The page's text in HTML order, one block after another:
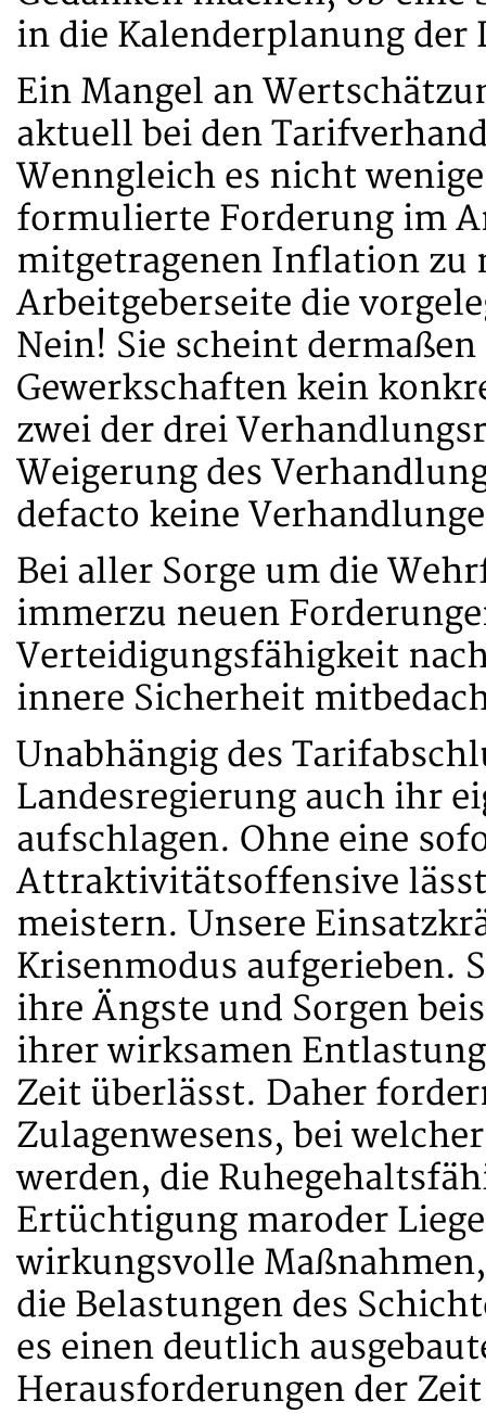
in die Kalenderplanung der
Ein Mangel an
aktuell bei den
Wenngleich es nicht
formulierte Forderung im
mitgetragenen Inflation zu
Arbeitgeberseite die
Nein! Sie scheint
Gewerkschaften kein
zwei der drei
Weigerung des
defacto keine
Bei aller Sorge um die
immerzu neuen
Verteidigungsfähigkeit
innere Sicherheit
Unabhängig des
Landesregierung auch ihr
aufschlagen. Ohne eine
Attraktivitätsoffensive
meistern. Unsere
Krisenmodus aufgerieben.
ihre Ängste und Sorgen
ihrer wirksamen
Zeit überlässt. Daher
Zulagenwesens, bei
werden, die
Ertüchtigung maroder
wirkungsvolle
die Belastungen des
es einen deutlich
Herausforderungen der